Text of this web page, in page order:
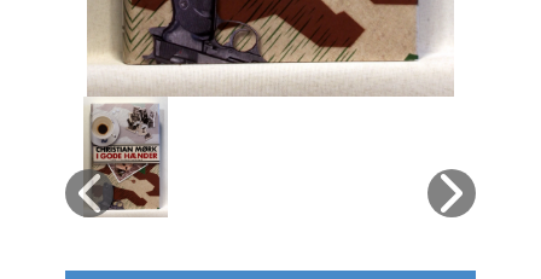
Historie
Hobby
Hus / Have
Husdyr